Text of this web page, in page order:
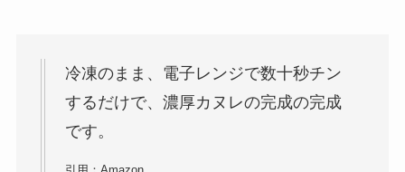
冷凍のまま、電子レンジで数十秒チン
するだけで、濃厚カヌレの完成の完成
です。